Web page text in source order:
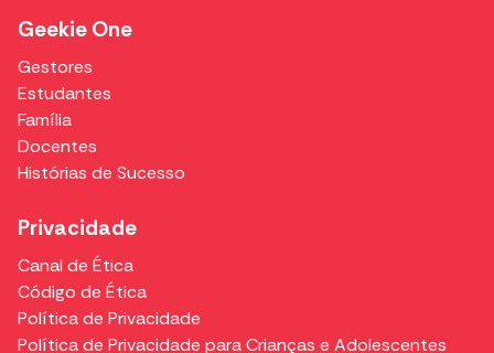
Geekie One
Gestores
Estudantes
Família
Docentes
Histórias de Sucesso
Privacidade
Canal de Ética
Código de Ética
Política de Privacidade
Política de Privacidade para Crianças e Adolescentes